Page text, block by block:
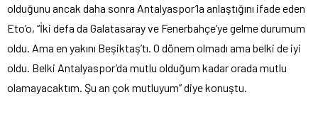
olduğunu ancak daha sonra Antalyaspor’la anlaştığını ifade eden
Eto’o, “İki defa da Galatasaray ve Fenerbahçe’ye gelme durumum
oldu. Ama en yakını Beşiktaş’tı. O dönem olmadı ama belki de iyi
oldu. Belki Antalyaspor’da mutlu olduğum kadar orada mutlu
olamayacaktım. Şu an çok mutluyum” diye konuştu.